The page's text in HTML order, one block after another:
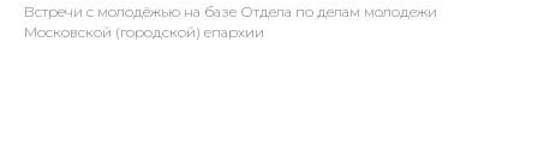
Встречи с молодёжью на базе Отдела по делам молодежи
Московской (городской) епархии